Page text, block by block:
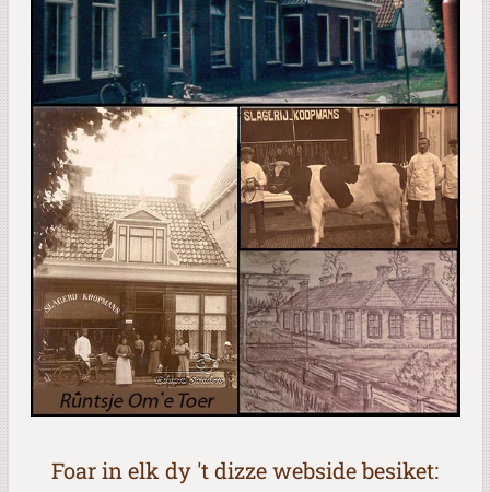
Foar in elk dy 't dizze webside besiket: